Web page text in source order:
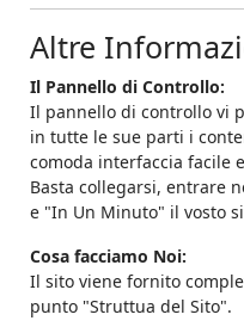
Altre
Il Pannello di Controllo:
Il pannello di controllo vi
in tutte le sue parti i
comoda interfaccia facile
Basta collegarsi, entrare
e "In Un Minuto" il vosto
Cosa facciamo Noi:
Il sito viene fornito
punto "Struttua del Sito".